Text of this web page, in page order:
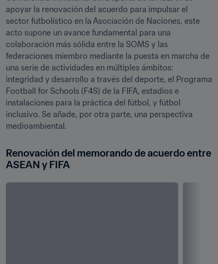
apoyar la renovación del acuerdo para impulsar el
sector futbolístico en la Asociación de Naciones, este
acto supone un avance fundamental para una
colaboración más sólida entre la SOMS y las
federaciones miembro mediante la puesta en marcha de
una serie de actividades en múltiples ámbitos:
integridad y desarrollo a través del deporte, el Programa
Football for Schools (F4S) de la FIFA, estadios e
instalaciones para la práctica del fútbol, y fútbol
inclusivo. Se añade, por otra parte, una perspectiva
medioambiental.
Renovación del memorando de acuerdo entre
ASEAN y FIFA